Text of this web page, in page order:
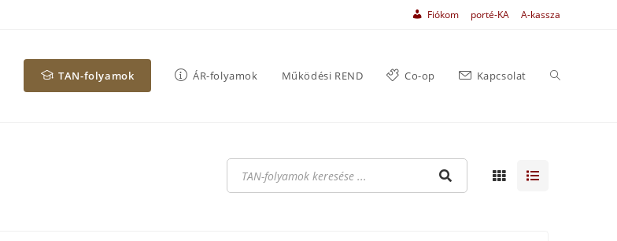
Fiókom porté-KA A-kassza
TAN-folyamok ÁR-folyamok Működési REND Co-op Kapcsolat